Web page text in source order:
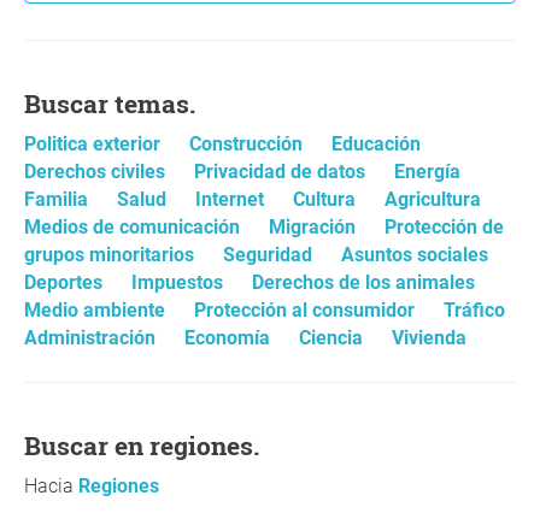
Buscar temas.
Politica exterior Construcción
Educación
Derechos civiles
Privacidad de datos
Energía
Familia
Salud Internet Cultura
Agricultura
Medios de comunicación
Migración
Protección de
grupos minoritarios
Seguridad
Asuntos sociales
Deportes
Impuestos
Derechos de los animales
Medio ambiente
Protección al consumidor
Tráfico
Administración
Economía Ciencia Vivienda
Buscar en regiones.
Hacia Regiones